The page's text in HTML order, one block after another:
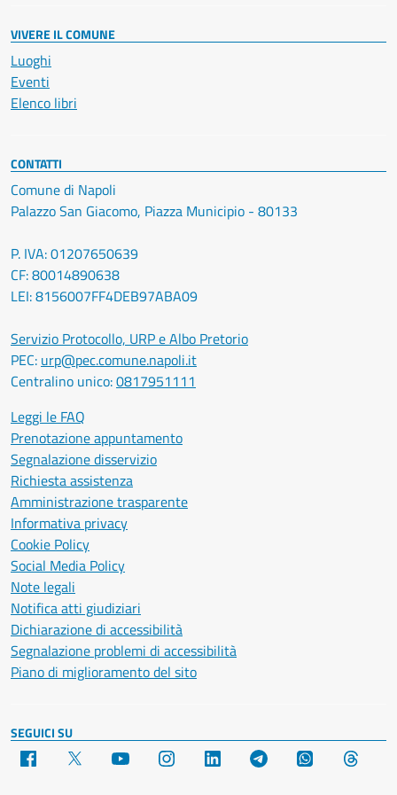
VIVERE IL COMUNE
Luoghi
Eventi
Elenco libri
CONTATTI
Comune di Napoli
Palazzo San Giacomo, Piazza Municipio - 80133
P. IVA: 01207650639
CF: 80014890638
LEI: 8156007FF4DEB97ABA09
Servizio Protocollo, URP e Albo Pretorio
PEC: urp@pec.comune.napoli.it
Centralino unico:0817951111
Leggi le FAQ
Prenotazione appuntamento
Segnalazione disservizio
Richiesta assistenza
Amministrazione trasparente
Informativa privacy
Cookie Policy
Social Media Policy
Note legali
Notifica atti giudiziari
Dichiarazione di accessibilità
Segnalazione problemi di accessibilità
Piano di miglioramento del sito
SEGUICI SU
Facebook YouTube Instagram LinkedIn Telegram WhatsApp